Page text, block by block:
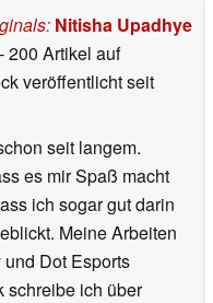
: Nitisha Upadhye
- 200 Artikel auf
veröffentlichtseit
seit langem.
es mir Spaß macht
ich sogar gut darin
Meine Arbeiten
Dot Esports
schreibe ich über